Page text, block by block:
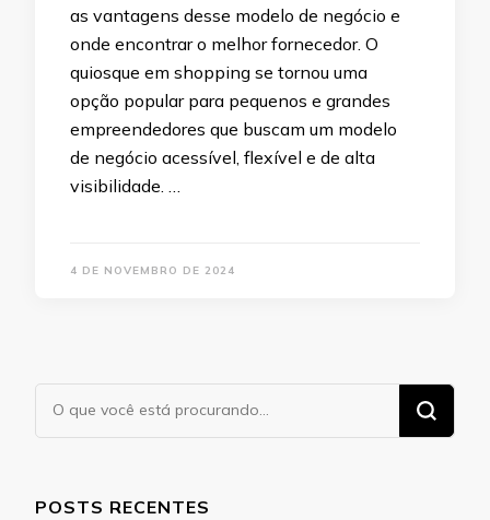
as vantagens desse modelo de negócio e
onde encontrar o melhor fornecedor. O
quiosque em shopping se tornou uma
opção popular para pequenos e grandes
empreendedores que buscam um modelo
de negócio acessível, flexível e de alta
visibilidade. …
4 DE NOVEMBRO DE 2024
Procurando
algo?
POSTS RECENTES